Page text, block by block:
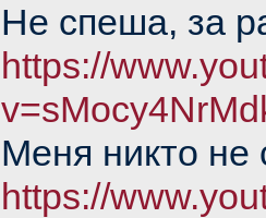
Не спеша, за
https://
Меня никто
https://